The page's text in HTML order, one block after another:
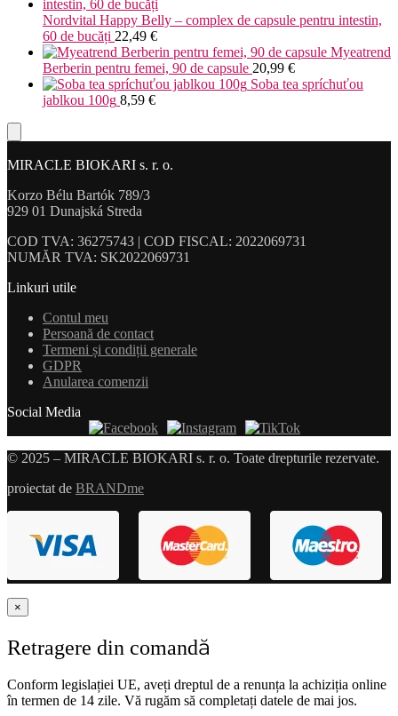
Nordvital Happy Belly – complex de capsule pentru intestin,
60 de bucăți 22,49 €
Myeatrend
Berberin pentru femei, 90 de capsule 20,99 €
Soba tea spríchuťou
jablkou 100g 8,59 €
MIRACLE BIOKARI s. r. o.
Korzo Bélu Bartók 789/3
929 01 Dunajská Streda
COD TVA: 36275743 | COD FISCAL: 2022069731
NUMĂR TVA: SK2022069731
Linkuri utile
Contul meu
Persoană de contact
Termeni și condiții generale
GDPR
Anularea comenzii
Social Media
© 2025 – MIRACLE BIOKARI s. r. o. Toate drepturile rezervate.
proiectat de BRANDme
×
Retragere din comandă
Conform legislației UE, aveți dreptul de a renunța la achiziția online
în termen de 14 zile. Vă rugăm să completați datele de mai jos.